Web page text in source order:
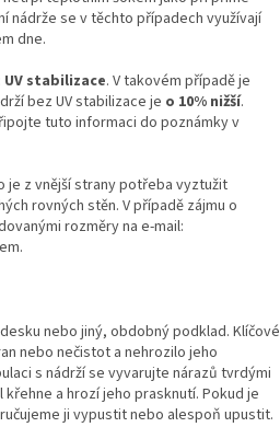
nádrže se v těchto případech využívají
dne.
UV stabilizace. V takovém případě je
bez UV stabilizace je o 10% nižší.
tuto informaci do poznámky v
je z vnější strany potřeba vyztužit
rovných stěn. V případě zájmu o
rozměry na e-mail:
nebo jiný, obdobný podklad. Klíčové
nebo nečistot a nehrozilo jeho
s nádrží se vyvarujte nárazů tvrdými
a hrozí jeho prasknutí. Pokud je
ji vypustit nebo alespoň upustit.